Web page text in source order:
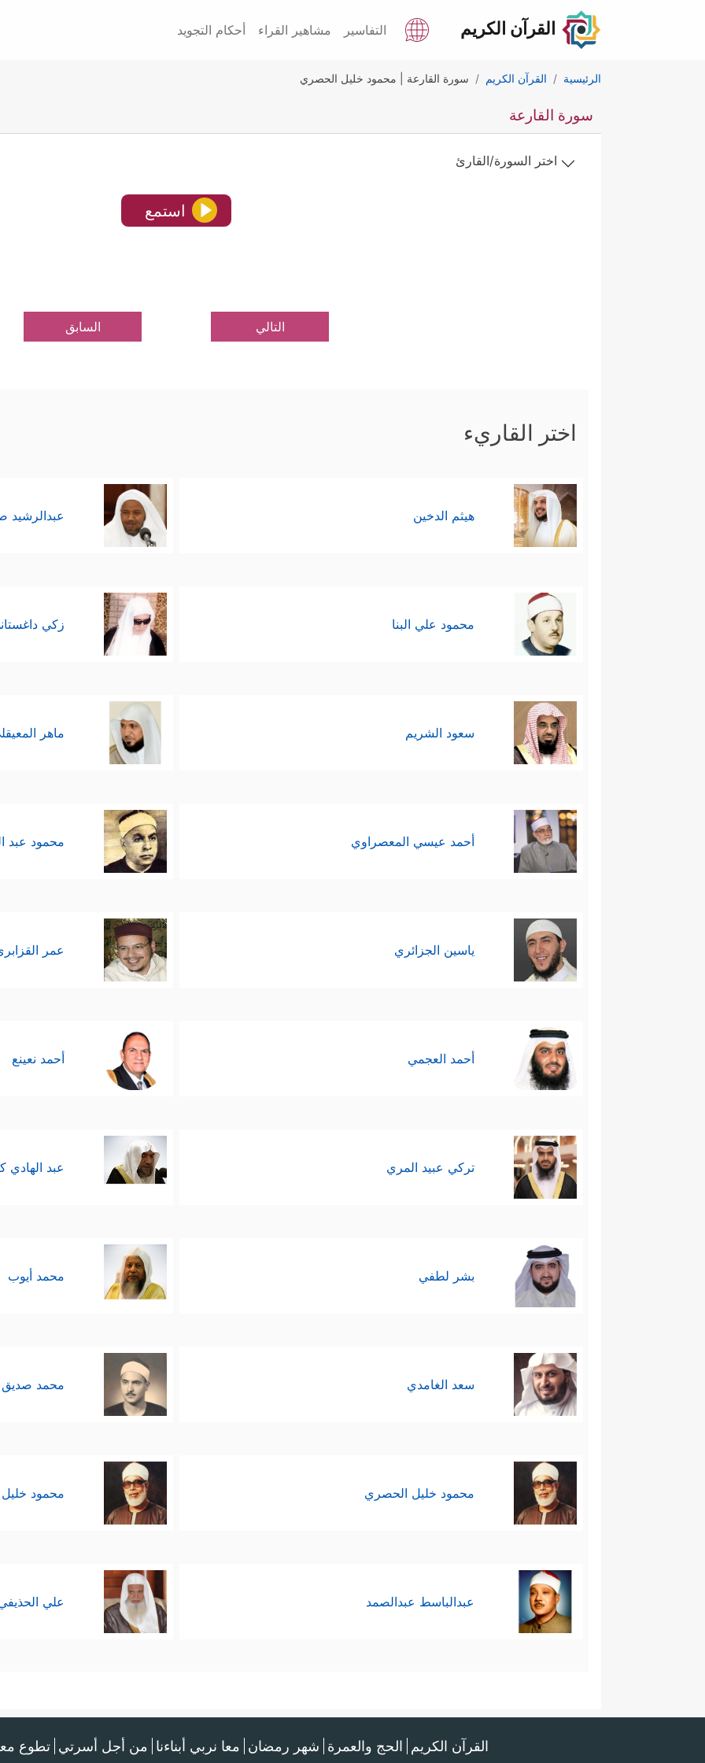
القرآن الكريم التفاسير مشاهير القراء أحكام التجويد
الرئيسية القرآن الكريم سورة القارعة | محمود خليل الحصري
سورة القارعة
اختر السورة/القارئ
استمع
التالي السابق
اختر القاريء
هيثم الدخين عبدالرشيد
محمود علي البنا زكي
سعود الشريم ماهر
أحمد عيسي المعصراوي محمود عبد
ياسين الجزائري عمر
أحمد العجمي أحمد نعينع
تركي عبيد المري عبد الهادي
بشر لطفي محمد أيوب
سعد الغامدي محمد صديق
محمود خليل الحصري محمود
عبدالباسط عبدالصمد علي
القرآن الكريم الحج والعمرة شهر رمضان معا نربي أبناءنا من أجل أسرتي تطوع